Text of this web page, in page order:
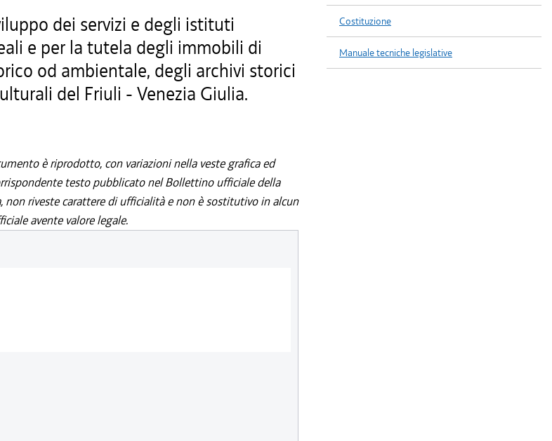
dei servizi e degli istituti
e per la tutela degli immobili di
od ambientale, degli archivi storici
del Friuli - Venezia Giulia.
è riprodotto, con variazioni nella veste grafica ed
testo pubblicato nel Bollettino ufficiale della
non riveste carattere di ufficialità e non è sostitutivo in alcun
avente valore legale.
Costituzione
Manuale tecniche legislative